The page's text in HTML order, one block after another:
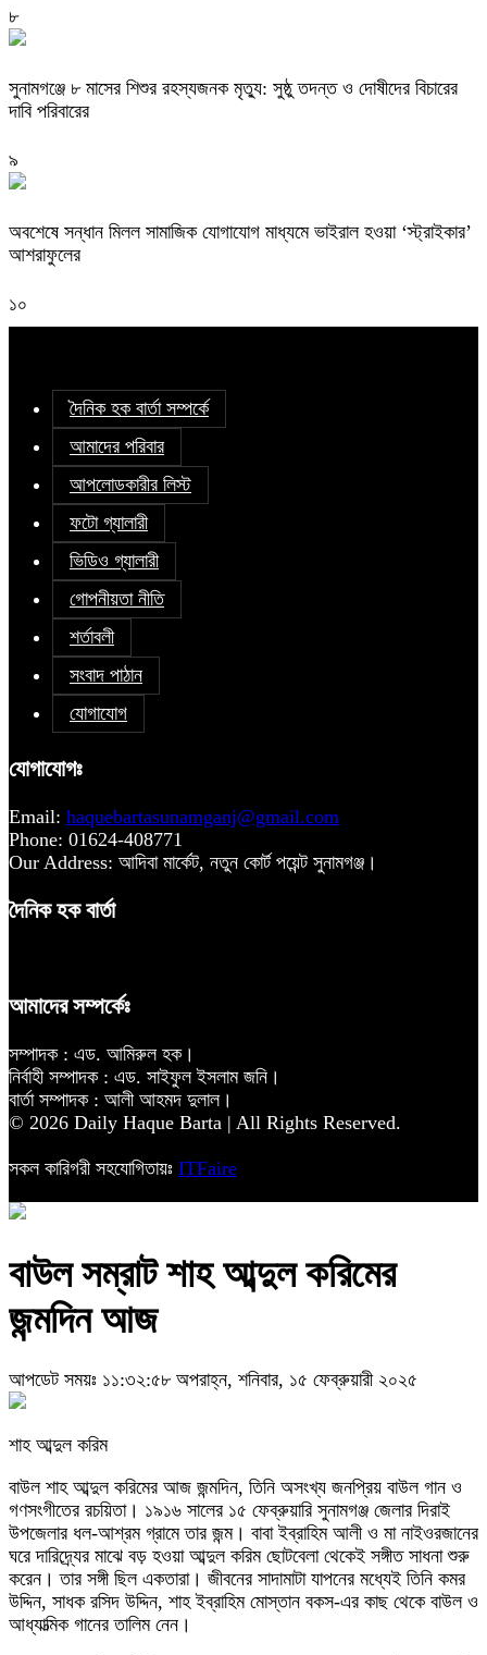
৮
সুনামগঞ্জে ৮ মাসের শিশুর রহস্যজনক মৃত্যু: সুষ্ঠু তদন্ত ও দোষীদের বিচারের
দাবি পরিবারের
৯
অবশেষে সন্ধান মিলল সামাজিক যোগাযোগ মাধ্যমে ভাইরাল হওয়া ‘স্ট্রাইকার’
আশরাফুলের
১০
দৈনিক হক বার্তা সম্পর্কে
আমাদের পরিবার
আপলোডকারীর লিস্ট
ফটো গ্যালারী
ভিডিও গ্যালারী
গোপনীয়তা নীতি
শর্তাবলী
সংবাদ পাঠান
যোগাযোগ
যোগাযোগঃ
Email: haquebartasunamganj@gmail.com
Phone: 01624-408771
Our Address: আদিবা মার্কেট, নতুন কোর্ট পয়েন্ট সুনামগঞ্জ।
দৈনিক হক বার্তা
আমাদের সম্পর্কেঃ
সম্পাদক : এড. আমিরুল হক।
নির্বাহী সম্পাদক : এড. সাইফুল ইসলাম জনি।
বার্তা সম্পাদক : আলী আহমদ দুলাল।
© 2026 Daily Haque Barta | All Rights Reserved.
সকল কারিগরী সহযোগিতায়ঃ ITFaire
বাউল সম্রাট শাহ আব্দুল করিমের
জন্মদিন আজ
আপডেট সময়ঃ ১১:৩২:৫৮ অপরাহ্ন, শনিবার, ১৫ ফেব্রুয়ারী ২০২৫
শাহ আব্দুল করিম
বাউল শাহ আব্দুল করিমের আজ জন্মদিন, তিনি অসংখ্য জনপ্রিয় বাউল গান ও
গণসংগীতের রচয়িতা। ১৯১৬ সালের ১৫ ফেব্রুয়ারি সুনামগঞ্জ জেলার দিরাই
উপজেলার ধল-আশ্রম গ্রামে তার জন্ম। বাবা ইব্রাহিম আলী ও মা নাইওরজানের
ঘরে দারিদ্র্যের মাঝে বড় হওয়া আব্দুল করিম ছোটবেলা থেকেই সঙ্গীত সাধনা শুরু
করেন। তার সঙ্গী ছিল একতারা। জীবনের সাদামাটা যাপনের মধ্যেই তিনি কমর
উদ্দিন, সাধক রসিদ উদ্দিন, শাহ ইব্রাহিম মোস্তান বকস-এর কাছ থেকে বাউল ও
আধ্যাত্মিক গানের তালিম নেন।